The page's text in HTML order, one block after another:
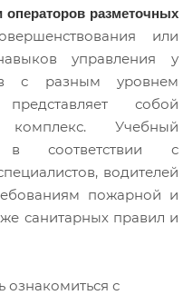
операторов разметочных
или
управления у
с разным уровнем
собой
комплекс. Учебный
в соответствии с
водителей
пожарной и
санитарных правил и
ознакомиться с